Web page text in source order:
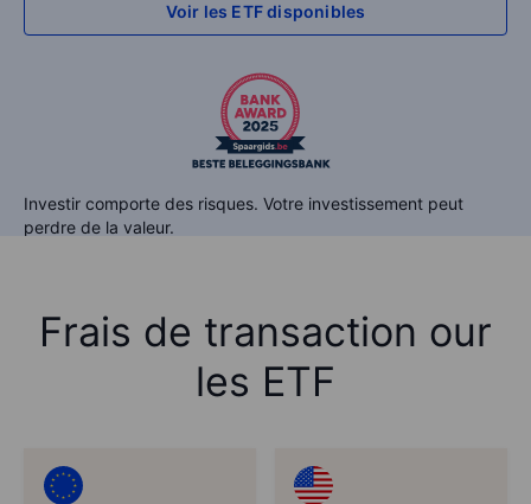
Voir les ETF disponibles
Investir comporte des risques. Votre investissement peut
perdre de la valeur.
Frais de transaction our
les ETF